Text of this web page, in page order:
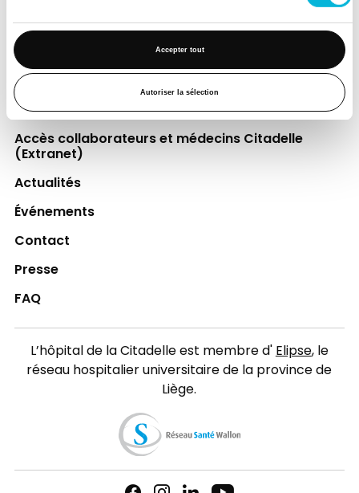
Accepter tout
Autoriser la sélection
Espace Patient
Professionnels de la santé
Jobs
Accès collaborateurs et médecins Citadelle
(Extranet)
Actualités
Événements
Contact
Presse
FAQ
L’hôpital de la Citadelle est membre d'Elipse, le
réseau hospitalier universitaire de la province de
Liège.